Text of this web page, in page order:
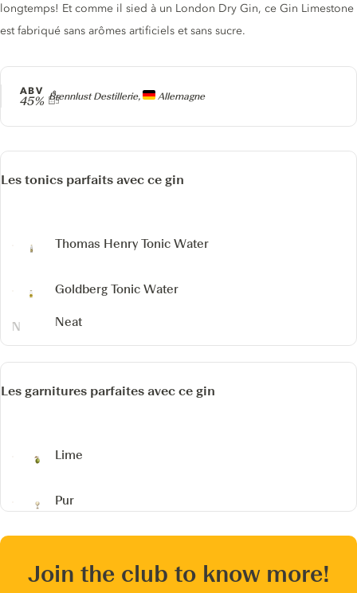
Producteur
Brennlust Destillerie, Allemagne
ABV
45%
longtemps! Et comme il sied à un London Dry Gin, ce Gin Limestone
est fabriqué sans arômes artificiels et sans sucre.
Les tonics parfaits avec ce gin
Thomas Henry Tonic Water
Goldberg Tonic Water
Neat
Les garnitures parfaites avec ce gin
Lime
Pur
Join the club to know more!